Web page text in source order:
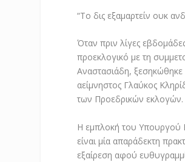
“Το δις εξαμαρτείν ουκ
Όταν πριν λίγες
προεκλογικό με τη
Αναστασιάδη,
αείμνηστος Γλαύκος
των Προεδρικών εκλογών.
Η εμπλοκή του Υπουργού
είναι μία απαράδεκτη
εξαίρεση αφού